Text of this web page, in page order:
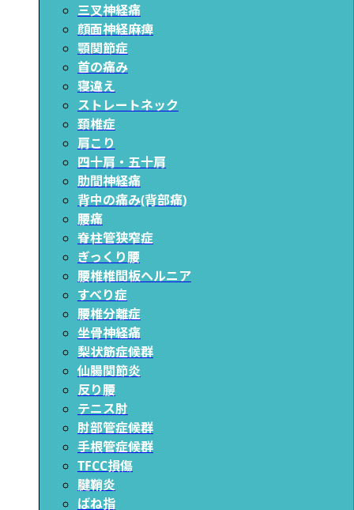
三叉神経痛
顔面神経麻痺
顎関節症
首の痛み
寝違え
ストレートネック
頚椎症
肩こり
四十肩・五十肩
肋間神経痛
背中の痛み(背部痛)
腰痛
脊柱管狭窄症
ぎっくり腰
腰椎椎間板ヘルニア
すべり症
腰椎分離症
坐骨神経痛
梨状筋症候群
仙腸関節炎
反り腰
テニス肘
肘部管症候群
手根管症候群
TFCC損傷
腱鞘炎
ばね指